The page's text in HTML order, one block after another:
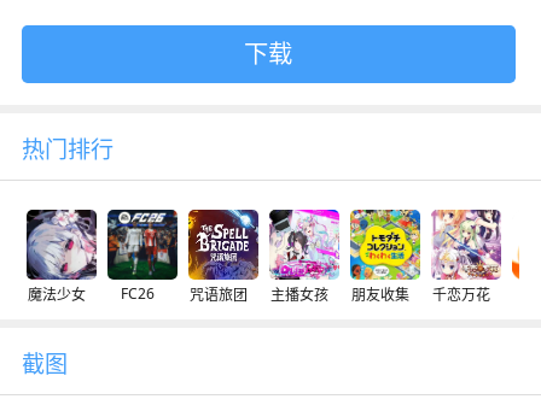
下载
热门排行
魔法少女 FC26 咒语旅团 主播女孩 朋友收集 千恋万花
截图